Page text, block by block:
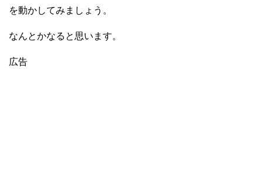
を動かしてみましょう。
なんとかなると思います。
広告